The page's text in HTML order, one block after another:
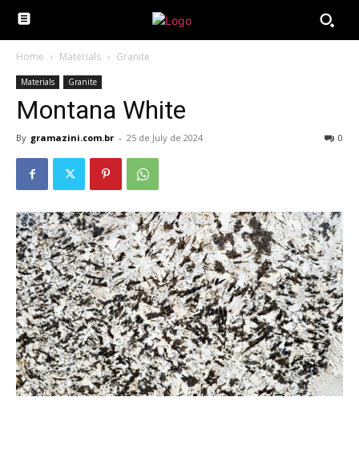
Home Materials Granite
Materials Granite
Montana White
By gramazini.com.br - 25 de July de 2024 0